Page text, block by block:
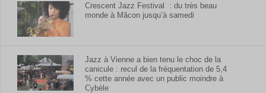
Crescent Jazz Festival : du très beau
monde à Mâcon jusqu’à samedi
Jazz à Vienne a bien tenu le choc de la
canicule : recul de la fréquentation de 5,4
% cette année avec un public moindre à
Cybèle